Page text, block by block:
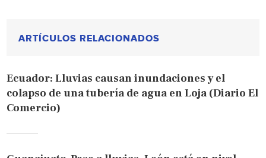
ARTÍCULOS RELACIONADOS
Ecuador: Lluvias causan inundaciones y el
colapso de una tubería de agua en Loja (Diario El
Comercio)